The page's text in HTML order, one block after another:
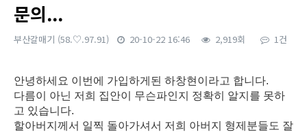
문의...
부산갈매기 (58.♡.97.91) 20-10-22 16:46 2,919회 1건
본문
안녕하세요 이번에 가입하게된 하창현이라고 합니다.
다름이 아닌 저희 집안이 무슨파인지 정확히 알지를 못하
고 있습니다.
할아버지께서 일찍 돌아가셔서 저희 아버지 형제분들도 잘